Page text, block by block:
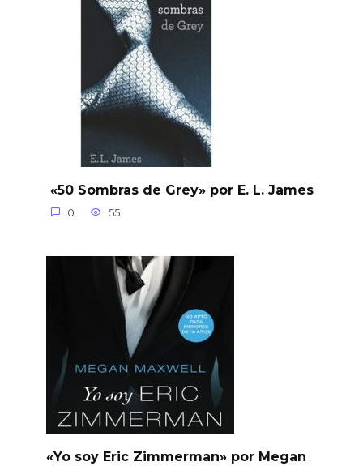
«50 Sombras de Grey» por E. L. James
0 55
«Yo soy Eric Zimmerman» por Megan